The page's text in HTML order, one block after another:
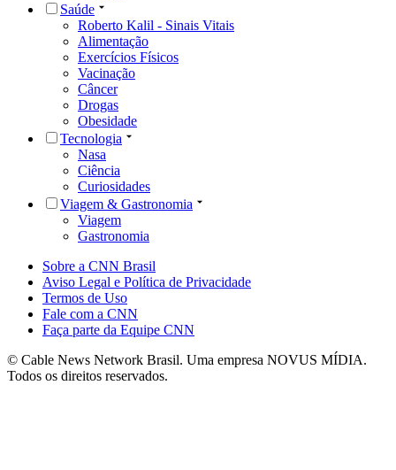
Saúde
Roberto Kalil - Sinais Vitais
Alimentação
Exercícios Físicos
Vacinação
Câncer
Drogas
Obesidade
Tecnologia
Nasa
Ciência
Curiosidades
Viagem & Gastronomia
Viagem
Gastronomia
Sobre a CNN Brasil
Aviso Legal e Política de Privacidade
Termos de Uso
Fale com a CNN
Faça parte da Equipe CNN
© Cable News Network Brasil. Uma empresa NOVUS MÍDIA.
Todos os direitos reservados.